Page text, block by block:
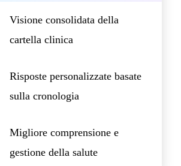
Visione consolidata della
cartella clinica
Risposte personalizzate basate
sulla cronologia
Migliore comprensione e
gestione della salute